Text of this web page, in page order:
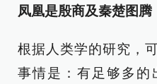
凤凰是殷商及秦楚图腾
根据人类学的研究，
事情是：有足够多的